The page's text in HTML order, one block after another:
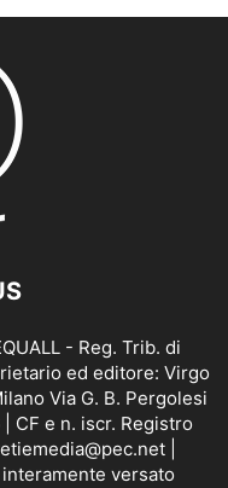
- Reg. Trib. di
ed editore: Virgo
Via G. B. Pergolesi
CF e n. iscr. Registro
|
versato